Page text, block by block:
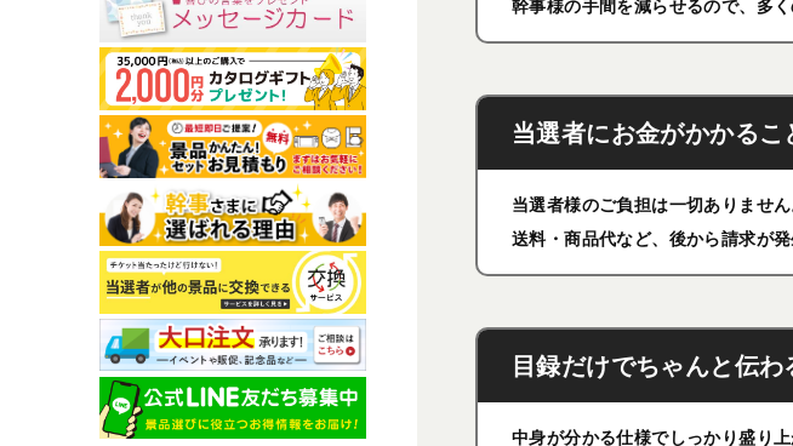
幹事様の手間を減らせるので、多
当選者にお金がかかるこ
当選者様のご負担は一切ありません
送料・商品代など、後から請求が
目録だけでちゃんと伝わ
中身が分かる仕様でしっかり盛り